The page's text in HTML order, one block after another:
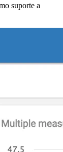
suporte a